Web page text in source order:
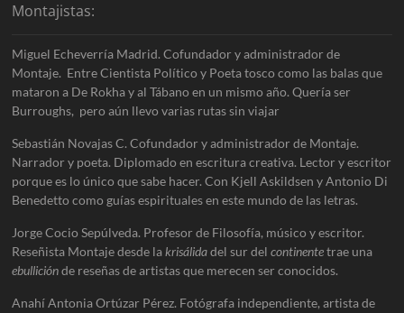
Montajistas:
Miguel Echeverría Madrid. Cofundador y administrador de
Montaje. Entre Cientista Político y Poeta tosco como las balas que
mataron a De Rokha y al Tábano en un mismo año. Quería ser
Burroughs, pero aún llevo varias rutas sin viajar
Sebastián Novajas C. Cofundador y administrador de Montaje.
Narrador y poeta. Diplomado en escritura creativa. Lector y escritor
porque es lo único que sabe hacer. Con Kjell Askildsen y Antonio Di
Benedetto como guías espirituales en este mundo de las letras.
Jorge Cocio Sepúlveda. Profesor de Filosofía, músico y escritor.
Reseñista Montaje desde lakrisálidadel sur delcontinentetrae una
ebulliciónde reseñas de artistas que merecen ser conocidos.
Anahí Antonia Ortúzar Pérez. Fotógrafa independiente, artista de